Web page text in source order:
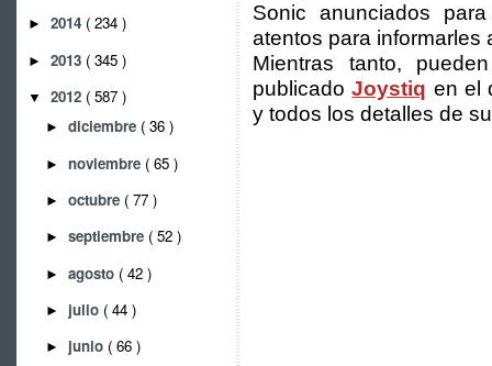
► 2014 ( 234 )
► 2013 ( 345 )
▼ 2012 ( 587 )
► diciembre ( 36 )
► noviembre ( 65 )
► octubre ( 77 )
► septiembre ( 52 )
► agosto ( 42 )
► julio ( 44 )
► junio ( 66 )
Sonic anunciados
atentos para informarles
Mientras tanto,
publicadoJoystiq en el
y todos los detalles de